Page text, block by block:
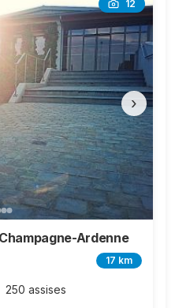
12
›
Ardenne
17 km
250 assises